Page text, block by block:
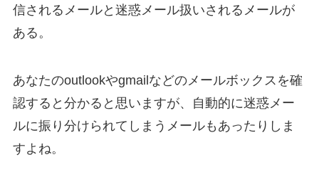
信されるメールと迷惑メール扱いされるメールが
ある。
あなたのoutlookやgmailなどのメールボックスを確
認すると分かると思いますが、自動的に迷惑メー
ルに振り分けられてしまうメールもあったりしま
すよね。